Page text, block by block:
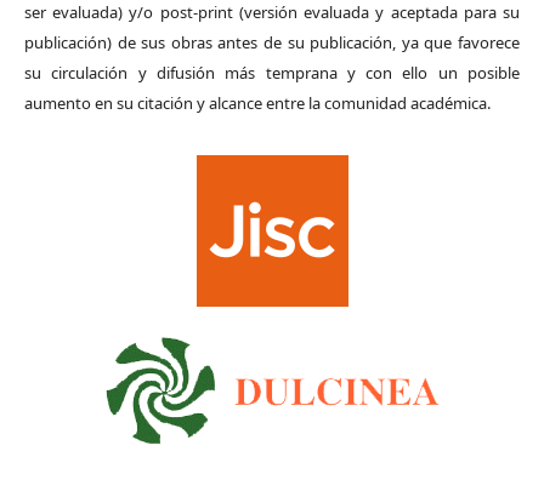
ser evaluada) y/o post-print (versión evaluada y aceptada para su
publicación) de sus obras antes de su publicación, ya que favorece
su circulación y difusión más temprana y con ello un posible
aumento en su citación y alcance entre la comunidad académica.